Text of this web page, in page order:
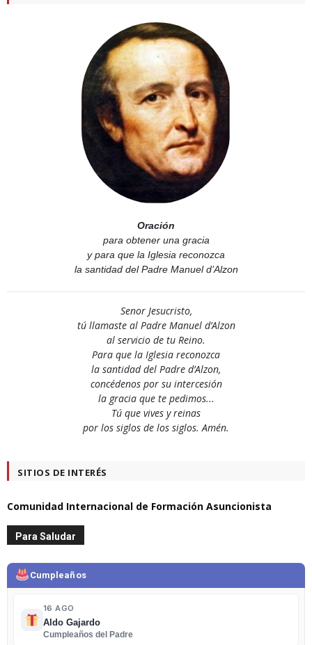
Oración
para obtener una gracia
y para que la Iglesia reconozca
la santidad del Padre Manuel d’Alzon
Senor Jesucristo,
tú llamaste al Padre Manuel d’Alzon
al servicio de tu Reino.
Para que la Iglesia reconozca
la santidad del Padre d’Alzon,
concédenos por su intercesión
la gracia que te pedimos...
Tú que vives y reinas
por los siglos de los siglos. Amén.
SITIOS DE INTERÉS
Comunidad Internacional de Formación Asuncionista
Para Saludar
Cumpleaños
16 AGO
Aldo Gajardo
Cumpleaños del Padre